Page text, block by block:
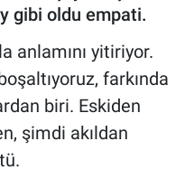
gibi oldu empati.
anlamını yitiriyor.
farkında
biri. Eskiden
şimdi akıldan